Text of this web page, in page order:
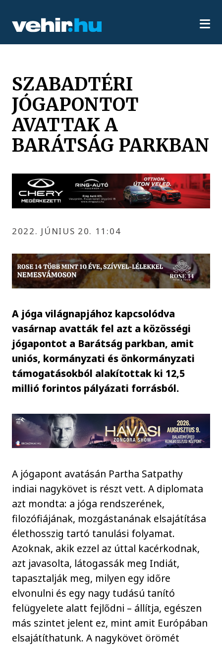
SZABADTÉRI
JÓGAPONTOT
AVATTAK A
BARÁTSÁG PARKBAN
2022. JÚNIUS 20. 11:04
A jóga világnapjához kapcsolódva
vasárnap avatták fel azt a közösségi
jógapontot a Barátság parkban, amit
uniós, kormányzati és önkormányzati
támogatásokból alakítottak ki 12,5
millió forintos pályázati forrásból.
A jógapont avatásán Partha Satpathy
indiai nagykövet is részt vett. A diplomata
azt mondta: a jóga rendszerének,
filozófiájának, mozgástanának elsajátítása
élethosszig tartó tanulási folyamat.
Azoknak, akik ezzel az úttal kacérkodnak,
azt javasolta, látogassák meg Indiát,
tapasztalják meg, milyen egy időre
elvonulni és egy nagy tudású tanító
felügyelete alatt fejlődni – állítja, egészen
más szintet jelent ez, mint amit Európában
elsajátíthatunk. A nagykövet örömét